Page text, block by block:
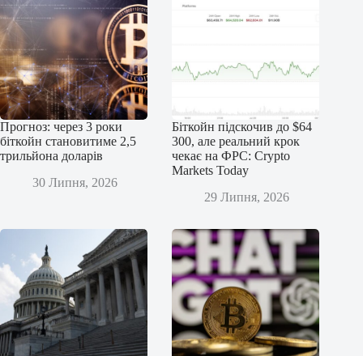
Прогноз: через 3 роки
біткойн становитиме 2,5
трильйона доларів
30 Липня, 2026
Біткойн підскочив до $64
300, але реальний крок
чекає на ФРС: Crypto
Markets Today
29 Липня, 2026